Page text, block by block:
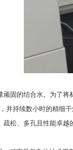
固的结合水。为了
并持续数小时的精细
松、多孔且性能卓越